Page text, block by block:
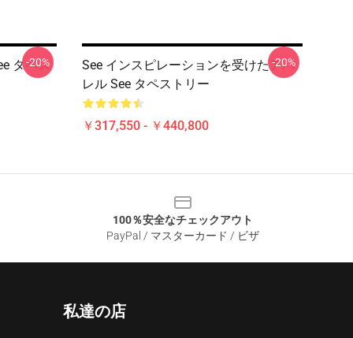
タペス
-20%
See インスピレーションを受けたアパ
レル See タペストリー
￥317,550 - ￥440,800
-20%
100％安全なチェックアウト
PayPal / マスターカード / ビザ
私達の店